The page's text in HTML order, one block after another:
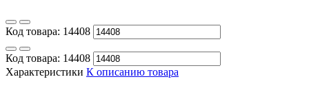
Код товара: 14408
Код товара: 14408
Характеристики К описанию товара